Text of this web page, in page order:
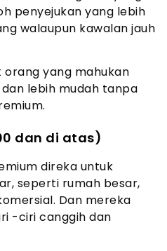
penyejukan yang lebih
walaupun kawalan jauh
orang yang mahukan
lebih mudah tanpa
dan di atas)
direka untuk
seperti rumah besar,
Dan mereka
-ciri canggih dan